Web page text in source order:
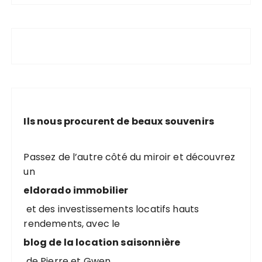
Ils nous procurent de beaux souvenirs
Passez de l’autre côté du miroir et découvrez
un
eldorado immobilier
et des investissements locatifs hauts
rendements, avec le
blog de la location saisonnière